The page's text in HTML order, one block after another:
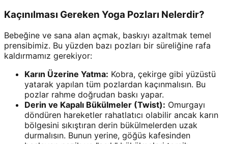
Kaçınılması Gereken Yoga Pozları Nelerdir?
Bebeğine ve sana alan açmak, baskıyı azaltmak temel
prensibimiz. Bu yüzden bazı pozları bir süreliğine rafa
kaldırmamız gerekiyor:
Karın Üzerine Yatma: Kobra, çekirge gibi yüzüstü
yatarak yapılan tüm pozlardan kaçınmalısın. Bu
pozlar rahme doğrudan baskı yapar.
Derin ve Kapalı Bükülmeler (Twist): Omurgayı
döndüren hareketler rahatlatıcı olabilir ancak karın
bölgesini sıkıştıran derin bükülmelerden uzak
durmalısın. Bunun yerine, göğüs kafesinden